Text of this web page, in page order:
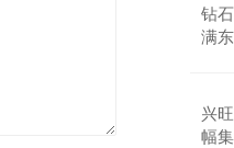
钻
满
兴
幅